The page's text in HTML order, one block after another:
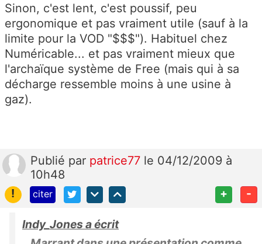
Sinon, c'est lent, c'est poussif, peu
ergonomique et pas vraiment utile (sauf à la
limite pour la VOD "$$$"). Habituel chez
Numéricable... et pas vraiment mieux que
l'archaïque système de Free (mais qui à sa
décharge ressemble moins à une usine à
gaz).
Publié par patrice77 le 04/12/2009 à
10h48
!
citer + -
Indy_Jones a écrit